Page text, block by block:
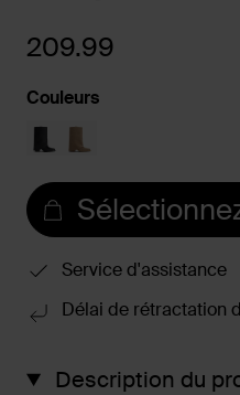
209.99
Couleurs
Service d'assistance
Délai de rétractation
Description du